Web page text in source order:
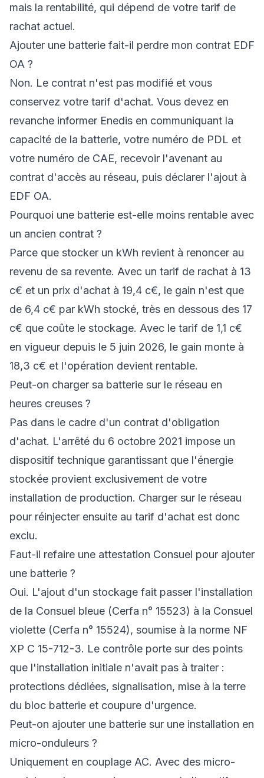
mais la rentabilité, qui dépend de votre tarif de
rachat actuel.
Ajouter une batterie fait-il perdre mon contrat EDF
OA ?
Non. Le contrat n'est pas modifié et vous
conservez votre tarif d'achat. Vous devez en
revanche informer Enedis en communiquant la
capacité de la batterie, votre numéro de PDL et
votre numéro de CAE, recevoir l'avenant au
contrat d'accès au réseau, puis déclarer l'ajout à
EDF OA.
Pourquoi une batterie est-elle moins rentable avec
un ancien contrat ?
Parce que stocker un kWh revient à renoncer au
revenu de sa revente. Avec un tarif de rachat à 13
c€ et un prix d'achat à 19,4 c€, le gain n'est que
de 6,4 c€ par kWh stocké, très en dessous des 17
c€ que coûte le stockage. Avec le tarif de 1,1 c€
en vigueur depuis le 5 juin 2026, le gain monte à
18,3 c€ et l'opération devient rentable.
Peut-on charger sa batterie sur le réseau en
heures creuses ?
Pas dans le cadre d'un contrat d'obligation
d'achat. L'arrêté du 6 octobre 2021 impose un
dispositif technique garantissant que l'énergie
stockée provient exclusivement de votre
installation de production. Charger sur le réseau
pour réinjecter ensuite au tarif d'achat est donc
exclu.
Faut-il refaire une attestation Consuel pour ajouter
une batterie ?
Oui. L'ajout d'un stockage fait passer l'installation
de la Consuel bleue (Cerfa n° 15523) à la Consuel
violette (Cerfa n° 15524), soumise à la norme NF
XP C 15-712-3. Le contrôle porte sur des points
que l'installation initiale n'avait pas à traiter :
protections dédiées, signalisation, mise à la terre
du bloc batterie et coupure d'urgence.
Peut-on ajouter une batterie sur une installation en
micro-onduleurs ?
Uniquement en couplage AC. Avec des micro-